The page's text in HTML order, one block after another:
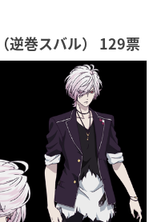
逆巻スバル） 129票